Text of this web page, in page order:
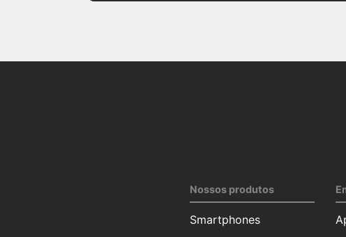
Nossos produtos
Smartphones